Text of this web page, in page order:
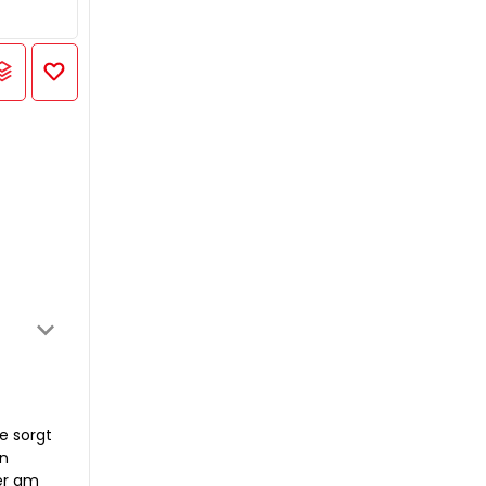
sorgt
am